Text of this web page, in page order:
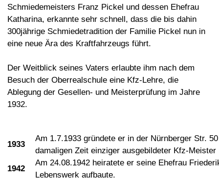
Schmiedemeisters Franz Pickel und dessen Ehefrau
Katharina, erkannte sehr schnell, dass die bis dahin
300jährige Schmiedetradition der Familie Pickel nun in
eine neue Ära des Kraftfahrzeugs führt.
Der Weitblick seines Vaters erlaubte ihm nach dem
Besuch der Oberrealschule eine Kfz-Lehre, die
Ablegung der Gesellen- und Meisterprüfung im Jahre
1932.
1933
Am 1.7.1933 gründete er in der Nürnberger Str.
damaligen Zeit einziger ausgebildeter Kfz-Meister
1942
Am 24.08.1942 heiratete er seine Ehefrau
Lebenswerk aufbaute.